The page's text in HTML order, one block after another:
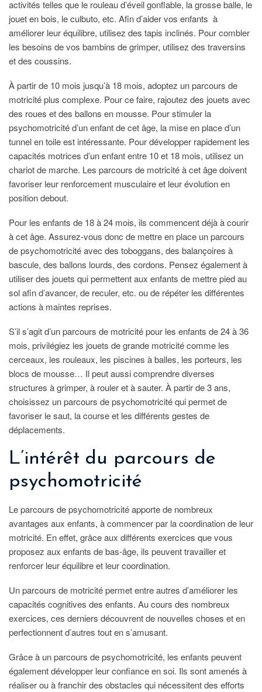
activités telles que le rouleau d’éveil gonflable, la grosse balle, le
jouet en bois, le culbuto, etc. Afin d’aider vos enfants à
améliorer leur équilibre, utilisez des tapis inclinés. Pour combler
les besoins de vos bambins de grimper, utilisez des traversins
et des coussins.
À partir de 10 mois jusqu’à 18 mois, adoptez un parcours de
motricité plus complexe. Pour ce faire, rajoutez des jouets avec
des roues et des ballons en mousse. Pour stimuler la
psychomotricité d’un enfant de cet âge, la mise en place d’un
tunnel en toile est intéressante. Pour développer rapidement les
capacités motrices d’un enfant entre 10 et 18 mois, utilisez un
chariot de marche. Les parcours de motricité à cet âge doivent
favoriser leur renforcement musculaire et leur évolution en
position debout.
Pour les enfants de 18 à 24 mois, ils commencent déjà à courir
à cet âge. Assurez-vous donc de mettre en place un parcours
de psychomotricité avec des toboggans, des balançoires à
bascule, des ballons lourds, des cordons. Pensez également à
utiliser des jouets qui permettent aux enfants de mettre pied au
sol afin d’avancer, de reculer, etc. ou de répéter les différentes
actions à maintes reprises.
S’il s’agit d’un parcours de motricité pour les enfants de 24 à 36
mois, privilégiez les jouets de grande motricité comme les
cerceaux, les rouleaux, les piscines à balles, les porteurs, les
blocs de mousse… Il peut aussi comprendre diverses
structures à grimper, à rouler et à sauter. À partir de 3 ans,
choisissez un parcours de psychomotricité qui permet de
favoriser le saut, la course et les différents gestes de
déplacements.
L’intérêt du parcours de
psychomotricité
Le parcours de psychomotricité apporte de nombreux
avantages aux enfants, à commencer par la coordination de leur
motricité. En effet, grâce aux différents exercices que vous
proposez aux enfants de bas-âge, ils peuvent travailler et
renforcer leur équilibre et leur coordination.
Un parcours de motricité permet entre autres d’améliorer les
capacités cognitives des enfants. Au cours des nombreux
exercices, ces derniers découvrent de nouvelles choses et en
perfectionnent d’autres tout en s’amusant.
Grâce à un parcours de psychomotricité, les enfants peuvent
également développer leur confiance en soi. Ils sont amenés à
réaliser ou à franchir des obstacles qui nécessitent des efforts